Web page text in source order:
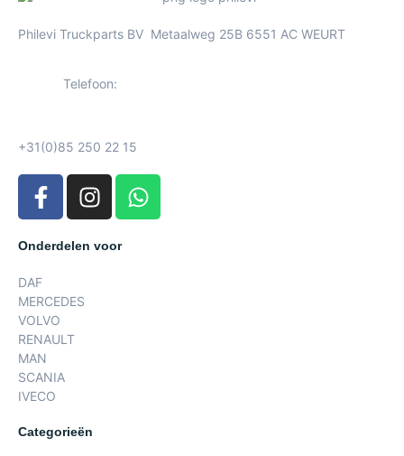
Philevi Truckparts BV Metaalweg 25B 6551 AC WEURT
Telefoon:
+31(0)85 250 22 15
Onderdelen voor
DAF
MERCEDES
VOLVO
RENAULT
MAN
SCANIA
IVECO
Categorieën